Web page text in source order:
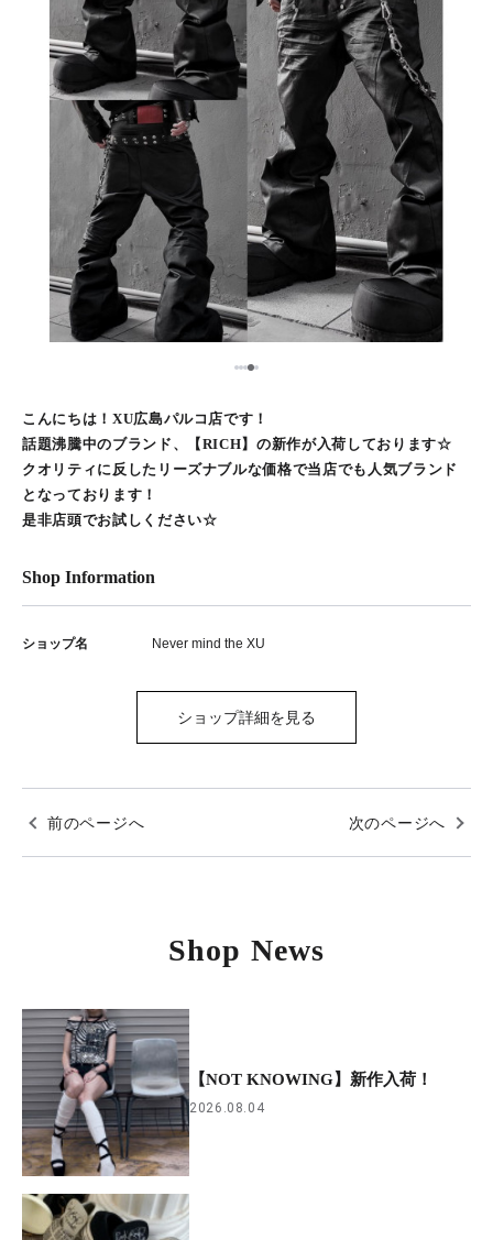
1234
こんにちは！XU広島パルコ店です！
話題沸騰中のブランド、【RICH】の新作が入荷しております‪☆
クオリティに反したリーズナブルな価格で当店でも人気ブランド
となっております！
是非店頭でお試しください‪☆
Shop Information
ショップ名 Never mind the XU
ショップ詳細を見る
前のページへ 次のページへ
Shop News
【NOT KNOWING】新作入荷！
2026.08.04